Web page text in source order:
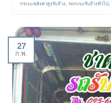
กระบะหลังคาสูงรับจ้าง
รถกะบะรับจ้างทั่วไป
27
ก.พ.